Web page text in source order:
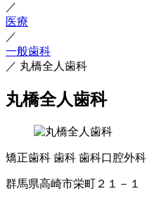
／
医療
／
一般歯科
／ 丸橋全人歯科
丸橋全人歯科
矯正歯科 歯科 歯科口腔外科
群馬県高崎市栄町２１－１